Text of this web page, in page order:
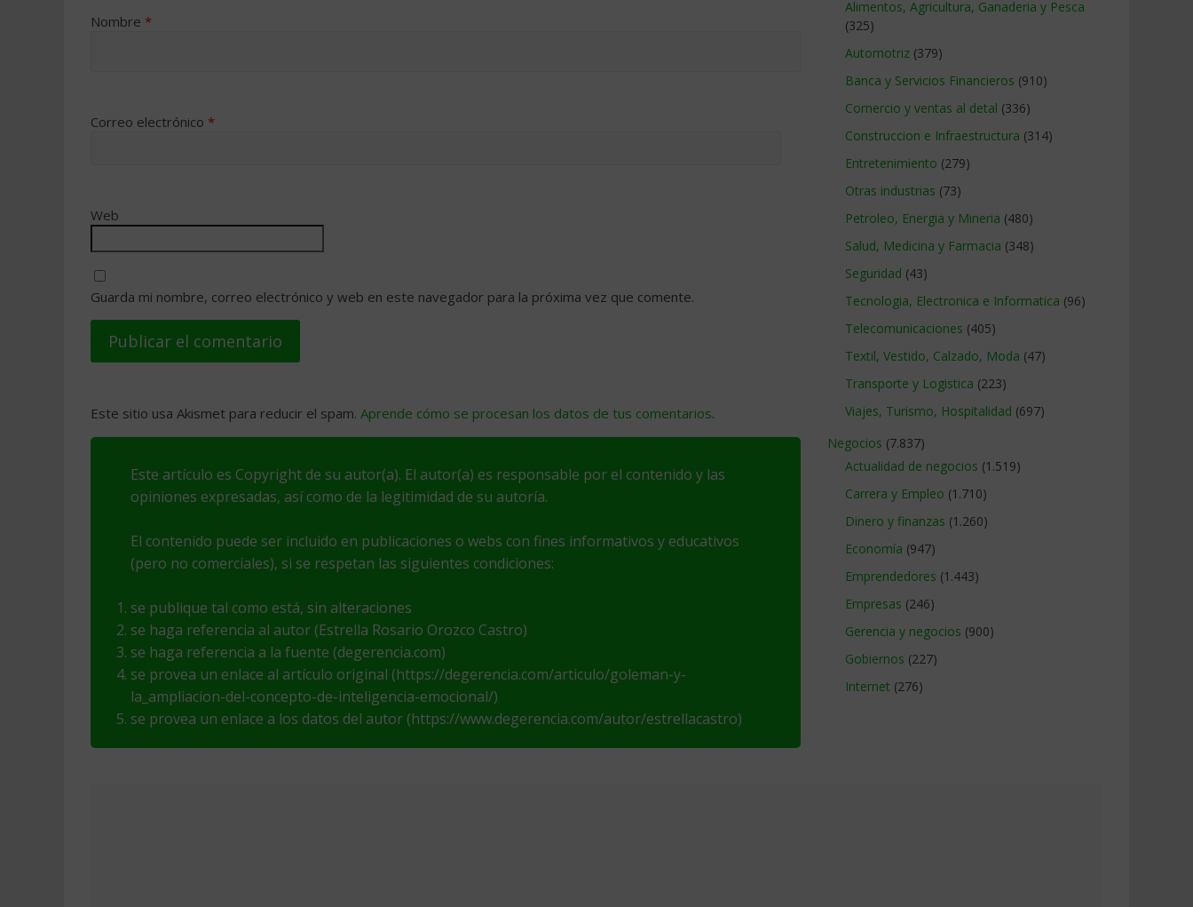
Nombre *
Correo electrónico *
Web
Guarda mi nombre, correo electrónico y web en este navegador para la próxima vez que comente.
Este sitio usa Akismet para reducir el spam. Aprende cómo se procesan los datos de tus comentarios.
Este artículo es Copyright de su autor(a). El autor(a) es responsable por el contenido y las
opiniones expresadas, así como de la legitimidad de su autoría.
El contenido puede ser incluido en publicaciones o webs con fines informativos y educativos
(pero no comerciales), si se respetan las siguientes condiciones:
se publique tal como está, sin alteraciones
se haga referencia al autor (Estrella Rosario Orozco Castro)
se haga referencia a la fuente (degerencia.com)
se provea un enlace al artículo original (https://degerencia.com/articulo/goleman-y-
la_ampliacion-del-concepto-de-inteligencia-emocional/)
se provea un enlace a los datos del autor (https://www.degerencia.com/autor/estrellacastro)
Alimentos, Agricultura, Ganaderia y Pesca
(325)
Automotriz (379)
Banca y Servicios Financieros (910)
Comercio y ventas al detal (336)
Construccion e Infraestructura (314)
Entretenimiento (279)
Otras industrias (73)
Petroleo, Energia y Mineria (480)
Salud, Medicina y Farmacia (348)
Seguridad (43)
Tecnologia, Electronica e Informatica (96)
Telecomunicaciones (405)
Textil, Vestido, Calzado, Moda (47)
Transporte y Logistica (223)
Viajes, Turismo, Hospitalidad (697)
Negocios (7.837)
Actualidad de negocios (1.519)
Carrera y Empleo (1.710)
Dinero y finanzas (1.260)
Economía (947)
Emprendedores (1.443)
Empresas (246)
Gerencia y negocios (900)
Gobiernos (227)
Internet (276)